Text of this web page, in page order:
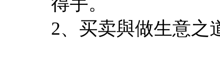
2、买卖與做生意之